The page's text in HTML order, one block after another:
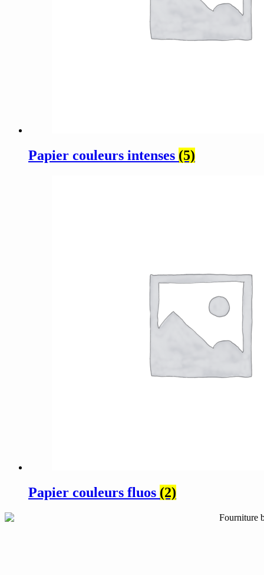
Papier couleurs intenses (5)
Papier couleurs fluos (2)